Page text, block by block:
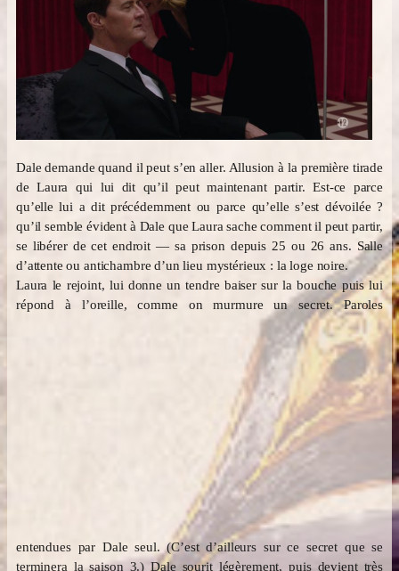
Dale demande quand il peut s’en aller. Allusion à la première tirade
de Laura qui lui dit qu’il peut maintenant partir. Est-ce parce
qu’elle lui a dit précédemment ou parce qu’elle s’est dévoilée ?
qu’il semble évident à Dale que Laura sache comment il peut partir,
se libérer de cet endroit — sa prison depuis 25 ou 26 ans. Salle
d’attente ou antichambre d’un lieu mystérieux : la loge noire.
Laura le rejoint, lui donne un tendre baiser sur la bouche puis lui
répond à l’oreille, comme on murmure un secret.Paroles
entendues par Dale seul. (C’est d’ailleurs sur ce secret que se
terminera la saison 3.) Dale sourit légèrement, puis devient très